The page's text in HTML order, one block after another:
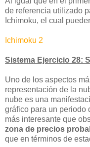
de referencia utilizado
Ichimoku, el cual
Ichimoku 2
Sistema Ejercicio 28:
Uno de los aspectos
representación de la
nube es una
gráfico para un periodo
más interesante que
zona de precios
que en términos de